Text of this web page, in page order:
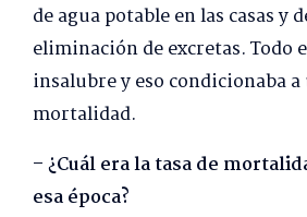
de agua potable en las casas y
eliminación de excretas. Todo
insalubre y eso condicionaba
mortalidad.
– ¿Cuál era la tasa de
esa época?